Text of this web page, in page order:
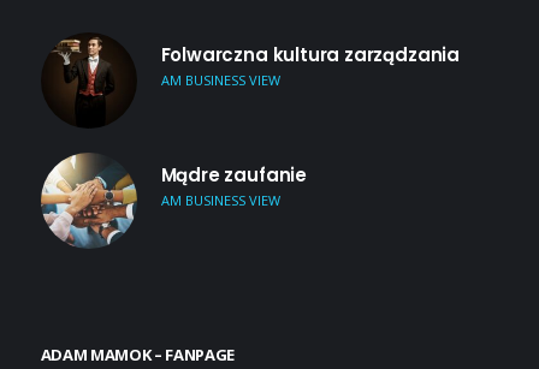
Folwarczna kultura zarządzania
AM BUSINESS VIEW
Mądre zaufanie
AM BUSINESS VIEW
ADAM MAMOK – FANPAGE